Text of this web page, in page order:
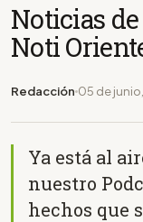
Noticias
Noti
Redacción 05 de
Ya está al
nuestro
hechos que